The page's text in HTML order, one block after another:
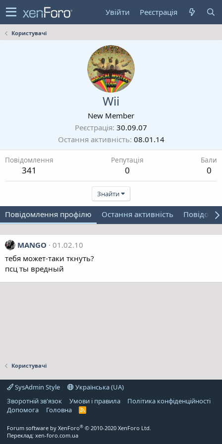
Увійти Реєстрація
Користувачі
Wii
New Member
Реєстрація 30.09.07
Остання активність 08.01.14
Повідомлення
341
Репутація
0
Бали
0
Знайти
Повідомлення профілю Остання активність
MANGO
01.02.10
тебя может-таки ткнуть?
псц ты вредный
Користувачі
SysAdmin Style
Українська (UA)
Зворотній зв'язок
Умови і правила
Політика конфіденційності
Дoпoмoга
Головна
R
Forum software by XenForo® © 2010-2020 XenForo Ltd.
Переклад: xen-foro.com.ua